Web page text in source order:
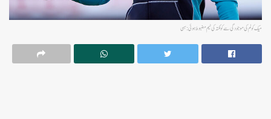
میک کولم کی موجودگی سے کولکتہ کی ٹیم مضبوط ہوئی : ہسی